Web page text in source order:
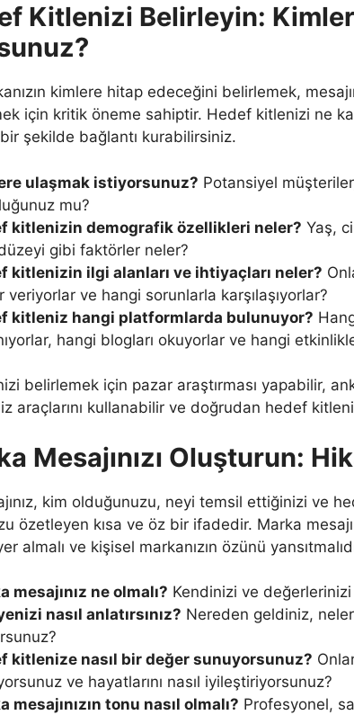
Kitlenizi Belirleyin:
kimlere hitap edeceğini belirlemek,
için kritik öneme sahiptir. Hedef kitlenizi ne
şekilde bağlantı kurabilirsiniz.
ulaşmak istiyorsunuz? Potansiyel
mu?
kitlenizin demografik özellikleri neler? Yaş,
gibi faktörler neler?
kitlenizin ilgi alanları ve ihtiyaçları neler?
veriyorlar ve hangi sorunlarla karşılaşıyorlar?
kitleniz hangi platformlarda bulunuyor?
hangi blogları okuyorlar ve hangi
belirlemek için pazar araştırması yapabilir,
araçlarını kullanabilir ve doğrudan hedef
Mesajınızı Oluşturun:
kim olduğunuzu, neyi temsil ettiğinizi ve
özetleyen kısa ve öz bir ifadedir. Marka
almalı ve kişisel markanızın özünü
mesajınız ne olmalı? Kendinizi ve
nasıl anlatırsınız? Nereden geldiniz,
kitlenize nasıl bir değer sunuyorsunuz?
ve hayatlarını nasıl iyileştiriyorsunuz?
mesajınızın tonu nasıl olmalı? Profesyonel,